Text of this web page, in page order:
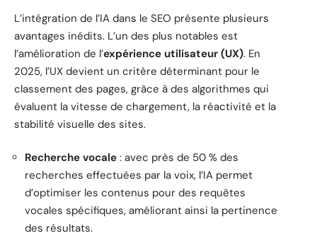
L’intégration de l’IA dans le SEO présente plusieurs
avantages inédits. L’un des plus notables est
l’amélioration de l’expérience utilisateur (UX). En
2025, l’UX devient un critère déterminant pour le
classement des pages, grâce à des algorithmes qui
évaluent la vitesse de chargement, la réactivité et la
stabilité visuelle des sites.
Recherche vocale : avec près de 50 % des
recherches effectuées par la voix, l’IA permet
d’optimiser les contenus pour des requêtes
vocales spécifiques, améliorant ainsi la pertinence
des résultats.